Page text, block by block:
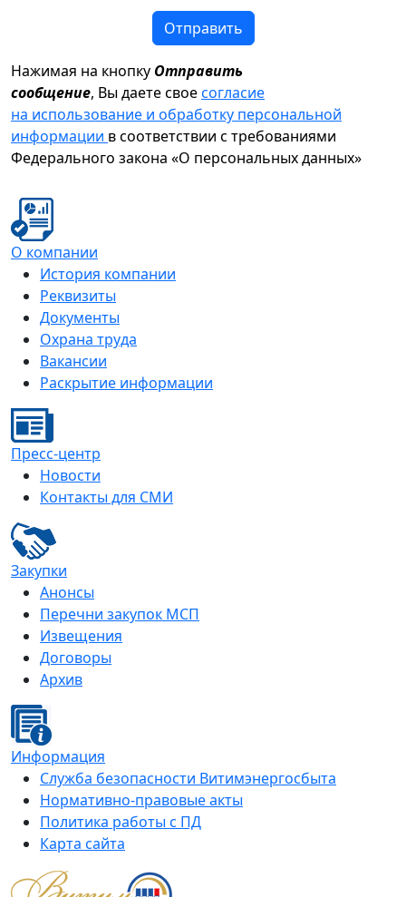
Отправить
Нажимая на кнопку Отправить
сообщение, Вы даете своесогласие
на использование и обработку персональной
информации в соответствии с требованиями
Федерального закона «О персональных данных»
О компании
История компании
Реквизиты
Документы
Охрана труда
Вакансии
Раскрытие информации
Пресс-центр
Новости
Контакты для СМИ
Закупки
Анонсы
Перечни закупок МСП
Извещения
Договоры
Архив
Информация
Служба безопасности Витимэнергосбыта
Нормативно-правовые акты
Политика работы с ПД
Карта сайта